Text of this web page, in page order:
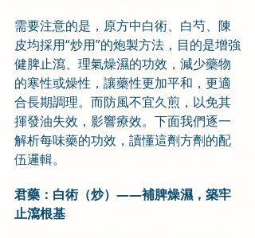
需要注意的是，原方中白術、白芍、陳
皮均採用“炒用”的炮製方法，目的是增強
健脾止瀉、理氣燥濕的功效，減少藥物
的寒性或燥性，讓藥性更加平和，更適
合長期調理。而防風不宜久煎，以免其
揮發油失效，影響療效。下面我們逐一
解析每味藥的功效，讀懂這劑方劑的配
伍邏輯。
君藥：白術（炒）——補脾燥濕，築牢
止瀉根基